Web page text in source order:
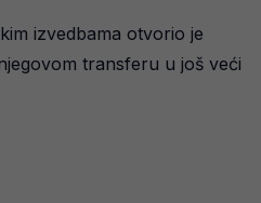
izvedbama otvorio je
transferu u još veći